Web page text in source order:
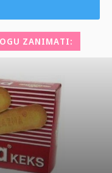
ZANIMATI: